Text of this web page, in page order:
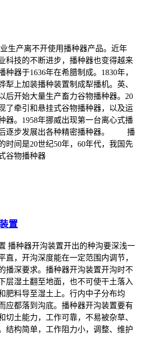
生产离不开使用播种器产品。近年
科技的不断进步，播种器也变得越来
种器于1636年在希腊制成。1830年，
犁上加装播种装置制成犁播机。英、
后开始大量生产畜力谷物播种器。20
了牵引和悬挂式谷物播种器，以及运
器。1958年挪威出现第一台离心式播
后逐步发展出各种精密播种器。 播
时间是20世纪50年，60年代，我国先
谷物播种器
置
播种器开沟装置开出的种沟要深浅一
直，开沟深度能在一定范围内调节，
播深要求。播种器开沟装置开沟时不
层湿土翻至地面，也不可使干土落入
肥料导至湿土上。行内中子分布均
应都落到沟底。播种器开沟装置要有
切土能力，工作可靠，不易被杂草、
结构简单，工作阻力小，调整、维护